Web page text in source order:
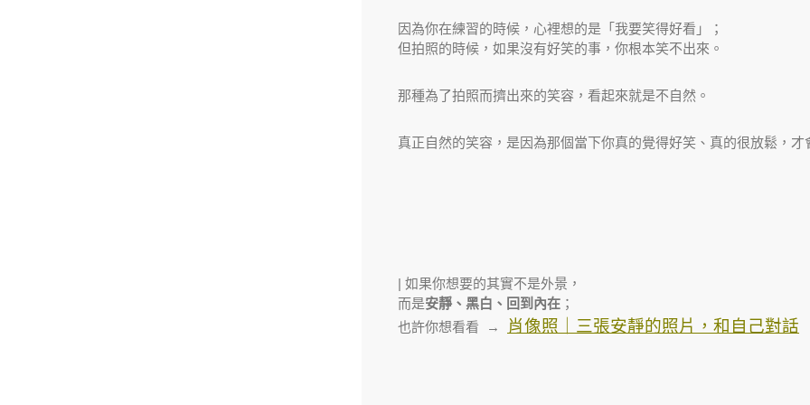
因為你在練習的時候，心裡想的是「我要笑得好看」；
但拍照的時候，如果沒有好笑的事，你根本笑不出來。
那種為了拍照而擠出來的笑容，看起來就是不自然。
真正自然的笑容，是因為那個當下你真的覺得好笑、真的很放鬆，才
| 如果你想要的其實不是外景，
而是安靜、黑白、回到內在 ；
也許你想看看 →
肖像照｜三張安靜的照片，和自己對話